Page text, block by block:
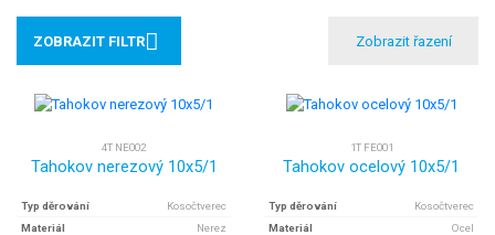
ZOBRAZIT FILTR
4T NE002
Tahokov nerezový 10x5/1
Typ děrování
Kosočtverec
Materiál
Nerez
1T FE001
Tahokov ocelový 10x5/1
Typ děrování
Kosočtverec
Materiál
Ocel